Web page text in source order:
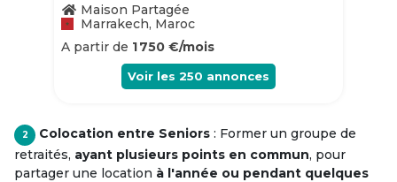
Maison Partagée
Marrakech, Maroc
A partir de 1 750 €/mois
Voir les 250 annonces
2 Colocation entre Seniors : Former un groupe de
retraités, ayant plusieurs points en commun, pour
partager une location à l'année ou pendant quelques